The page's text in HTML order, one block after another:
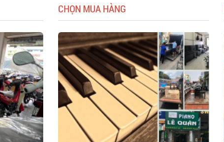
CHỌN MUA HÀNG